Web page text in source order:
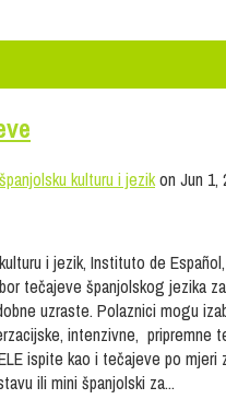
kulturu i jezikon Jun 1,
i jezik, Instituto de
tečajeve španjolskog jezika
uzraste. Polaznici mogu
intenzivne, pripremne
ispite kao i tečajeve po mjeri
ili mini španjolski za...